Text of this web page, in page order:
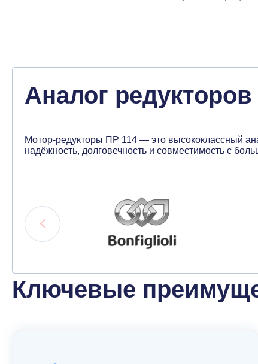
Аналог редукторов
Мотор-редукторы ПР 114 — это высококлассный
надёжность, долговечность и совместимость с
Ключевые